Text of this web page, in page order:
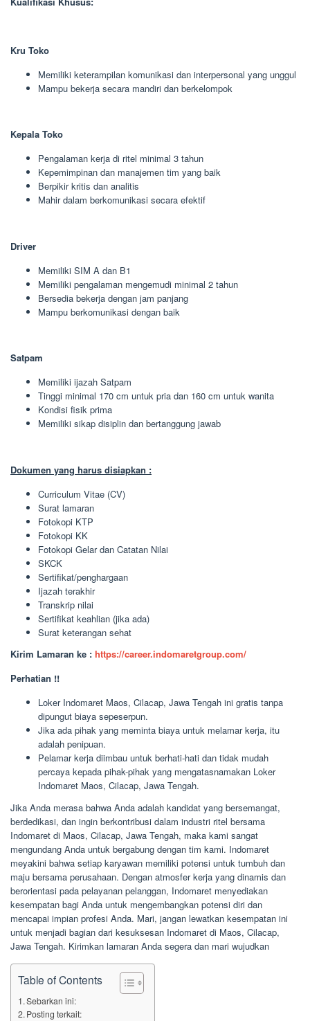
Kru Toko
Memiliki keterampilan komunikasi dan interpersonal yang unggul
Mampu bekerja secara mandiri dan berkelompok
Kepala Toko
Pengalaman kerja di ritel minimal 3 tahun
Kepemimpinan dan manajemen tim yang baik
Berpikir kritis dan analitis
Mahir dalam berkomunikasi secara efektif
Driver
Memiliki SIM A dan B1
Memiliki pengalaman mengemudi minimal 2 tahun
Bersedia bekerja dengan jam panjang
Mampu berkomunikasi dengan baik
Satpam
Memiliki ijazah Satpam
Tinggi minimal 170 cm untuk pria dan 160 cm untuk wanita
Kondisi fisik prima
Memiliki sikap disiplin dan bertanggung jawab
Dokumen yang harus disiapkan :
Curriculum Vitae (CV)
Surat lamaran
Fotokopi KTP
Fotokopi KK
Fotokopi Gelar dan Catatan Nilai
SKCK
Sertifikat/penghargaan
Ijazah terakhir
Transkrip nilai
Sertifikat keahlian (jika ada)
Surat keterangan sehat
Kirim Lamaran ke : https://career.indomaretgroup.com/
Perhatian !!
Loker Indomaret Maos, Cilacap, Jawa Tengah ini gratis tanpa
dipungut biaya sepeserpun.
Jika ada pihak yang meminta biaya untuk melamar kerja, itu
adalah penipuan.
Pelamar kerja diimbau untuk berhati-hati dan tidak mudah
percaya kepada pihak-pihak yang mengatasnamakan Loker
Indomaret Maos, Cilacap, Jawa Tengah.
Jika Anda merasa bahwa Anda adalah kandidat yang bersemangat,
berdedikasi, dan ingin berkontribusi dalam industri ritel bersama
Indomaret di Maos, Cilacap, Jawa Tengah, maka kami sangat
mengundang Anda untuk bergabung dengan tim kami. Indomaret
meyakini bahwa setiap karyawan memiliki potensi untuk tumbuh dan
maju bersama perusahaan. Dengan atmosfer kerja yang dinamis dan
berorientasi pada pelayanan pelanggan, Indomaret menyediakan
kesempatan bagi Anda untuk mengembangkan potensi diri dan
mencapai impian profesi Anda. Mari, jangan lewatkan kesempatan ini
untuk menjadi bagian dari kesuksesan Indomaret di Maos, Cilacap,
Jawa Tengah. Kirimkan lamaran Anda segera dan mari wujudkan
Table of Contents
Sebarkan ini:
Posting terkait: